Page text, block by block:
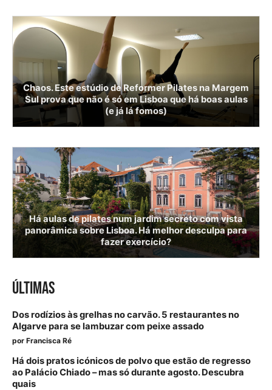
Chaos. Este estúdio de Reformer Pilates na Margem
Sul prova que não é só em Lisboa que há boas aulas
(e já lá fomos)
Há aulas de pilates num jardim secreto com vista
panorâmica sobre Lisboa. Há melhor desculpa para
fazer exercício?
ÚLTIMAS
Dos rodízios às grelhas no carvão. 5 restaurantes no
Algarve para se lambuzar com peixe assado
por Francisca Ré
Há dois pratos icónicos de polvo que estão de regresso
ao Palácio Chiado – mas só durante agosto. Descubra
quais